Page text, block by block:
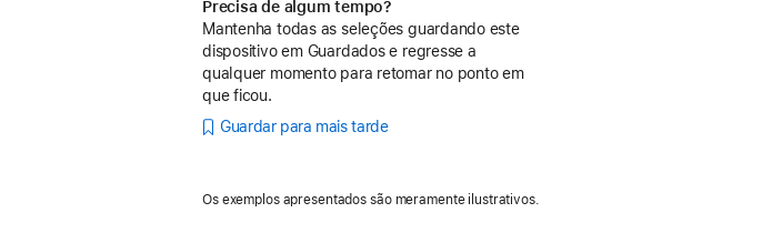
Precisa de algum tempo?
Mantenha todas as seleções guardando este
dispositivo em Guardados e regresse a
qualquer momento para retomar no ponto em
que ficou.
Guardar para mais tarde
Os exemplos apresentados são meramente ilustrativos.